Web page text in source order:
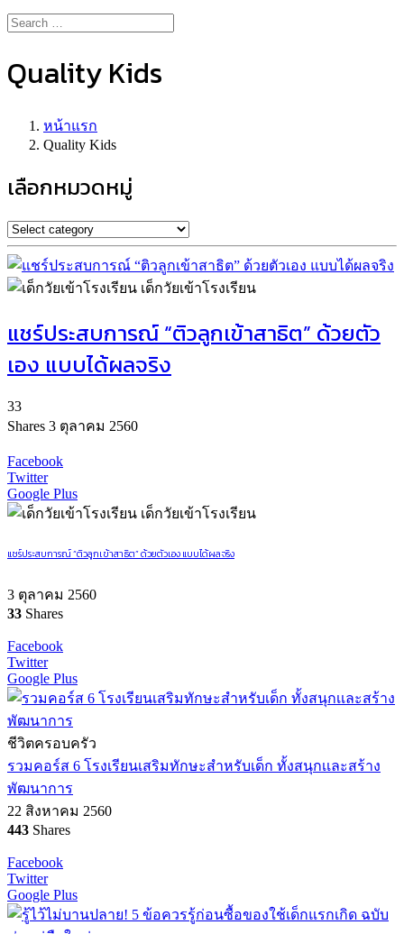
Quality Kids
หน้าแรก
Quality Kids
เลือกหมวดหมู่
เด็กวัยเข้าโรงเรียน
แชร์ประสบการณ์ “ติวลูกเข้าสาธิต” ด้วยตัว
เอง แบบได้ผลจริง
33
Shares 3 ตุลาคม 2560
Facebook
Twitter
Google Plus
เด็กวัยเข้าโรงเรียน
แชร์ประสบการณ์ “ติวลูกเข้าสาธิต” ด้วยตัวเอง แบบได้ผลจริง
3 ตุลาคม 2560
33 Shares
Facebook
Twitter
Google Plus
ชีวิตครอบครัว
รวมคอร์ส 6 โรงเรียนเสริมทักษะสำหรับเด็ก ทั้งสนุกเเละสร้าง
พัฒนาการ
22 สิงหาคม 2560
443 Shares
Facebook
Twitter
Google Plus